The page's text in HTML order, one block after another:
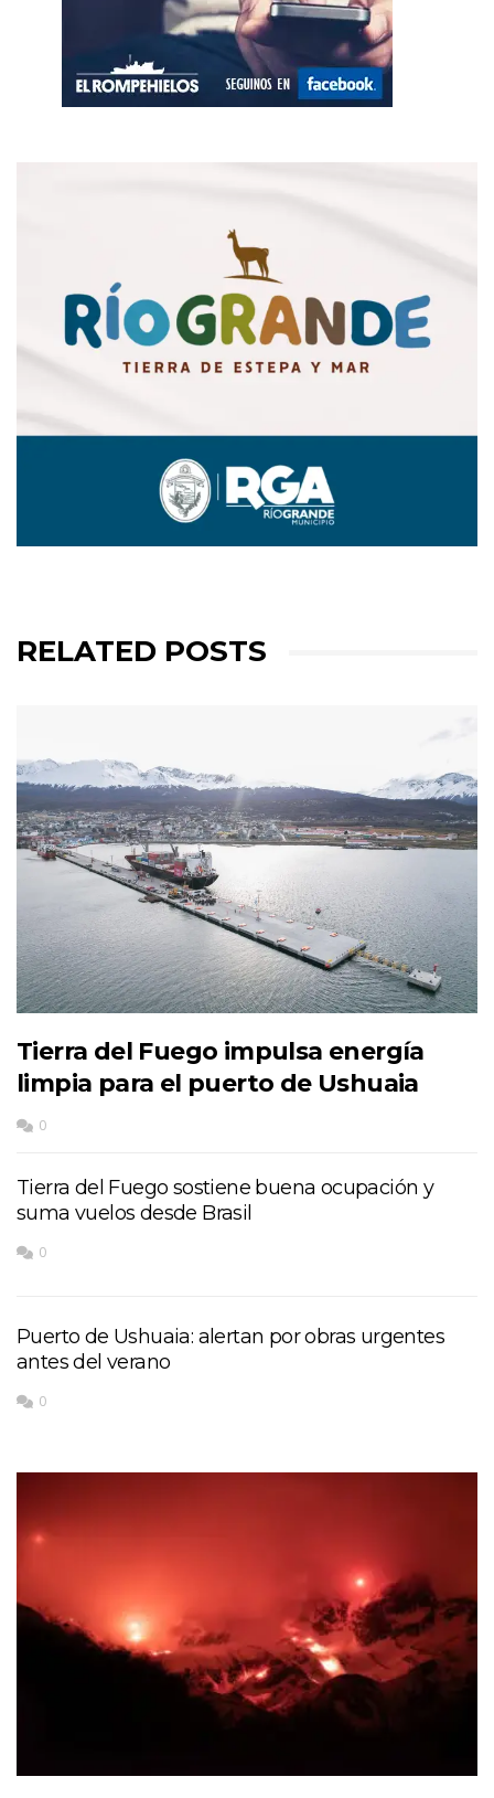
RELATED POSTS
Tierra del Fuego impulsa energía
limpia para el puerto de Ushuaia
0
Tierra del Fuego sostiene buena ocupación y
suma vuelos desde Brasil
0
Puerto de Ushuaia: alertan por obras urgentes
antes del verano
0